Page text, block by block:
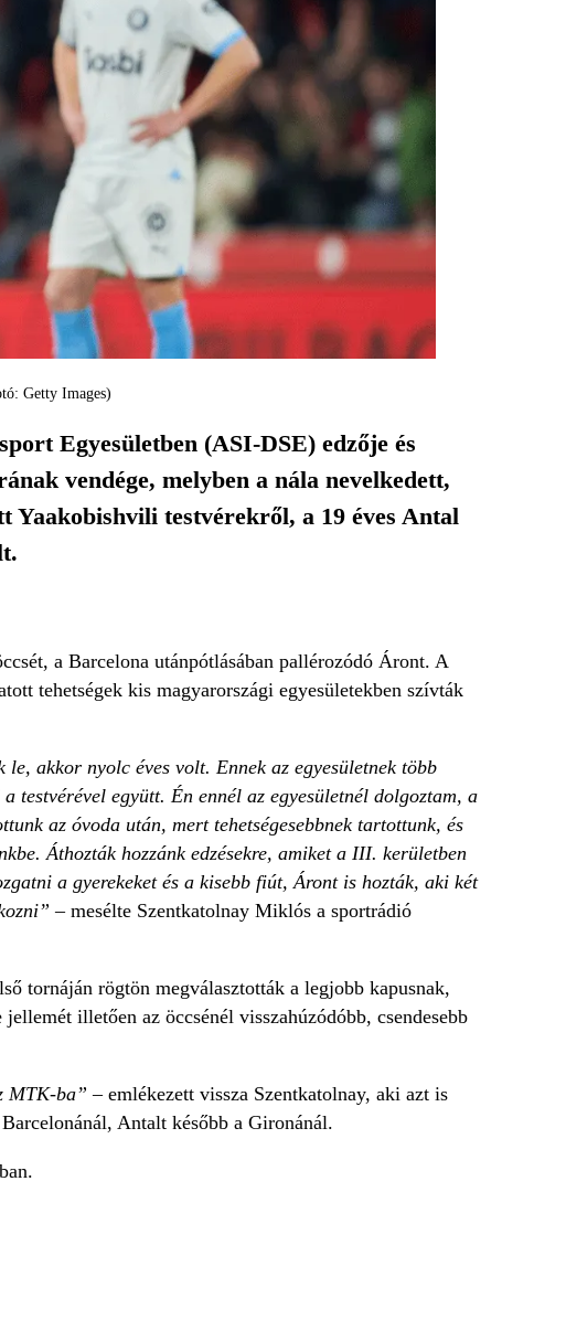
Getty Images)
Egyesületben (ASI-DSE) edzője és
vendége, melyben a nála nevelkedett,
Yaakobishvili testvérekről, a 19 éves Antal
a Barcelona utánpótlásában pallérozódó Áront. A
tehetségek kis magyarországi egyesületekben szívták
akkor nyolc éves volt. Ennek az egyesületnek több
együtt. Én ennél az egyesületnél dolgoztam, a
az óvoda után, mert tehetségesebbnek tartottunk, és
Áthozták hozzánk edzésekre, amiket a III. kerületben
a gyerekeket és a kisebb fiút, Áront is hozták, aki két
– mesélte Szentkatolnay Miklós a sportrádió
tornáján rögtön megválasztották a legjobb kapusnak,
illetően az öccsénél visszahúzódóbb, csendesebb
MTK-ba” – emlékezett vissza Szentkatolnay, aki azt is
Antalt később a Gironánál.